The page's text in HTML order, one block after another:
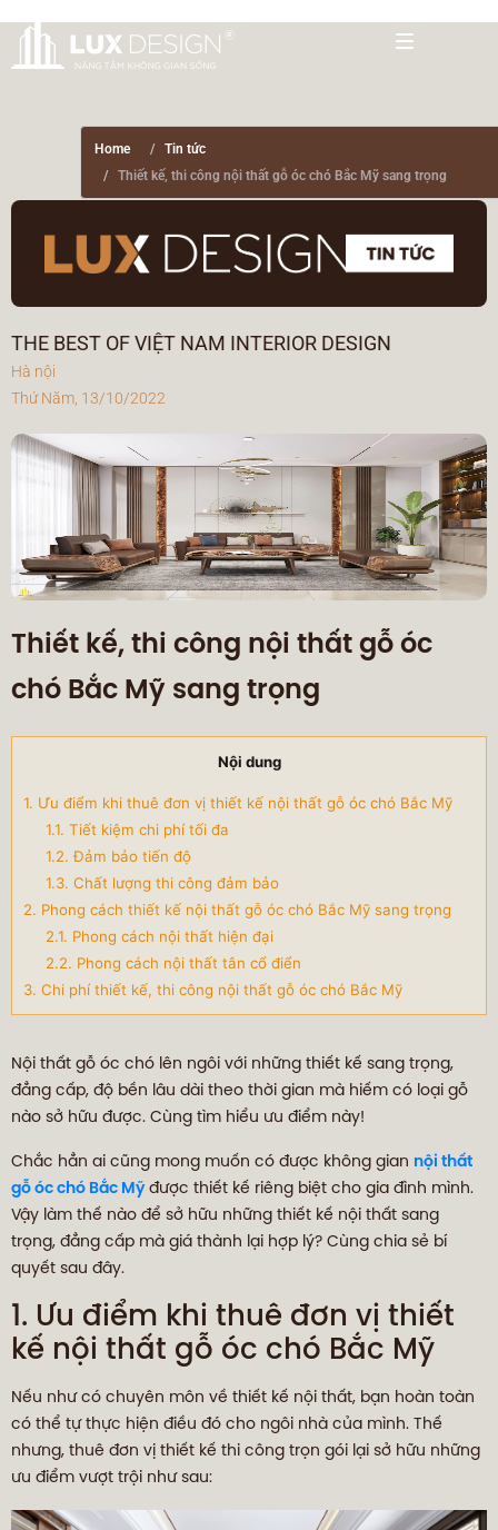
Home
Tin tức
Thiết kế, thi công nội thất gỗ óc chó Bắc Mỹ sang trọng
THE BEST OF VIỆT NAM INTERIOR DESIGN
Hà nội
Thứ Năm, 13/10/2022
Thiết kế, thi công nội thất gỗ óc
chó Bắc Mỹ sang trọng
Nội dung
1. Ưu điểm khi thuê đơn vị thiết kế nội thất gỗ óc chó Bắc Mỹ
1.1. Tiết kiệm chi phí tối đa
1.2. Đảm bảo tiến độ
1.3. Chất lượng thi công đảm bảo
2. Phong cách thiết kế nội thất gỗ óc chó Bắc Mỹ sang trọng
2.1. Phong cách nội thất hiện đại
2.2. Phong cách nội thất tân cổ điển
3. Chi phí thiết kế, thi công nội thất gỗ óc chó Bắc Mỹ
Nội thất gỗ óc chó lên ngôi với những thiết kế sang trọng,
đẳng cấp, độ bền lâu dài theo thời gian mà hiếm có loại gỗ
nào sở hữu được. Cùng tìm hiểu ưu điểm này!
Chắc hẳn ai cũng mong muốn có được không gian nội thất
gỗ óc chó Bắc Mỹđược thiết kế riêng biệt cho gia đình mình.
Vậy làm thế nào để sở hữu những thiết kế nội thất sang
trọng, đẳng cấp mà giá thành lại hợp lý? Cùng chia sẻ bí
quyết sau đây.
1. Ưu điểm khi thuê đơn vị thiết
kế nội thất gỗ óc chó Bắc Mỹ
Nếu như có chuyên môn về thiết kế nội thất, bạn hoàn toàn
có thể tự thực hiện điều đó cho ngôi nhà của mình. Thế
nhưng, thuê đơn vị thiết kế thi công trọn gói lại sở hữu những
ưu điểm vượt trội như sau: